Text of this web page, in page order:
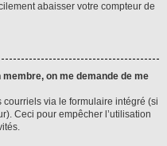
abaisser votre compteur de
membre, on me demande de me
courriels via le formulaire intégré (si
Ceci pour empêcher l’utilisation